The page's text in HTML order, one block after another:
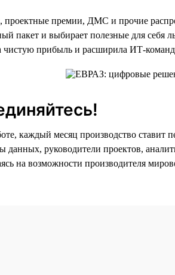
премии, ДМС и прочие
пакет и выбирает полезные для себя
прибыль и расширила ИТ-
каждый месяц производство
данных, руководители проектов,
на возможности производителя